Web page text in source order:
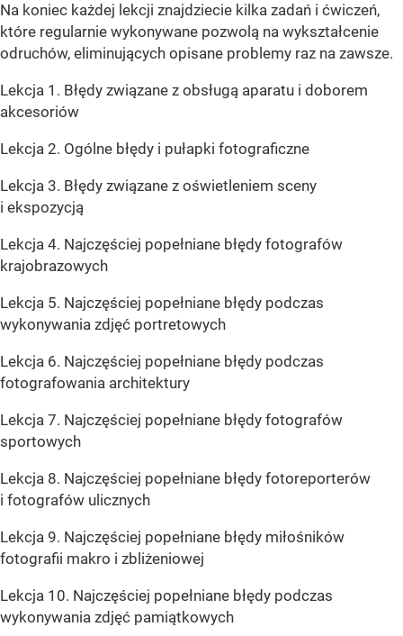
Na koniec każdej lekcji znajdziecie kilka zadań i ćwiczeń,
które regularnie wykonywane pozwolą na wykształcenie
odruchów, eliminujących opisane problemy raz na zawsze.
Lekcja 1. Błędy związane z obsługą aparatu i doborem
akcesoriów
Lekcja 2. Ogólne błędy i pułapki fotograficzne
Lekcja 3. Błędy związane z oświetleniem sceny
i ekspozycją
Lekcja 4. Najczęściej popełniane błędy fotografów
krajobrazowych
Lekcja 5. Najczęściej popełniane błędy podczas
wykonywania zdjęć portretowych
Lekcja 6. Najczęściej popełniane błędy podczas
fotografowania architektury
Lekcja 7. Najczęściej popełniane błędy fotografów
sportowych
Lekcja 8. Najczęściej popełniane błędy fotoreporterów
i fotografów ulicznych
Lekcja 9. Najczęściej popełniane błędy miłośników
fotografii makro i zbliżeniowej
Lekcja 10. Najczęściej popełniane błędy podczas
wykonywania zdjęć pamiątkowych